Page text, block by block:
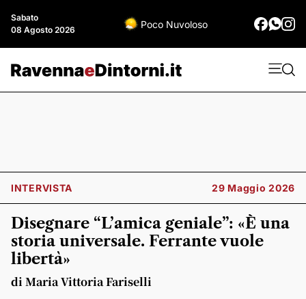
Sabato
08 Agosto 2026
Poco Nuvoloso
INTERVISTA 29 Maggio 2026
Disegnare “L’amica geniale”: «È una
storia universale. Ferrante vuole
libertà»
di Maria Vittoria Fariselli